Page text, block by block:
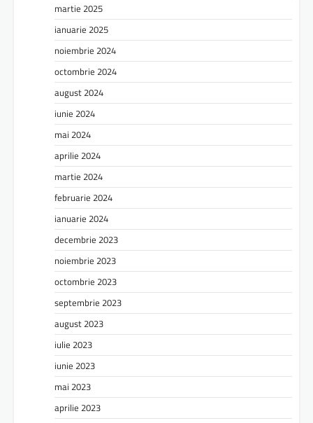
martie 2025
ianuarie 2025
noiembrie 2024
octombrie 2024
august 2024
iunie 2024
mai 2024
aprilie 2024
martie 2024
februarie 2024
ianuarie 2024
decembrie 2023
noiembrie 2023
octombrie 2023
septembrie 2023
august 2023
iulie 2023
iunie 2023
mai 2023
aprilie 2023